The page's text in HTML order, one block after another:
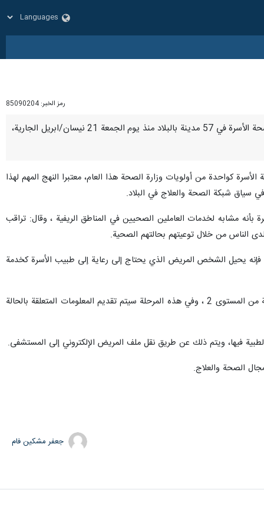
رمز الخبر: 85090204
شيراز / 23 نيسان / ابريل/ارنا- اعلن وزير الصحة والعلاج والتعليم الطبي الايراني بهرام عين اللهي عن بدء برنامج صحة الأسرة في 57 مدينة بالبلاد منذ يوم الجمعة 21 نيسان/ابريل الجارية،
كواحدة من أولويات وزارة الصحة هذا العام، معتبرا النهج المهم لهذا
في سياق شبكة الصحة والعلاج في البلاد.
مشابه لخدمات العاملين الصحيين في المناطق الريفية ، وقال: تراقب
الناس من خلال توعيتهم بحالتهم الصحية.
يحيل الشخص المريض الذي يحتاج إلى رعاية إلى طبيب الأسرة كخدمة
وقال عين اللهي: أيضًا إذا احتاج طبيب الأسرة إلى خدمات متخصصة ، فإنه يحيل الشخص إلى طبيب متخصص كخدمة من المستوى 2 ، وفي هذه المرحلة سيتم تقديم المعلومات المتعلقة بالحالة
فيها، ويتم ذلك عن طريق نقل ملف المريض الإلكتروني إلى المستشفى.
الصحة والعلاج.
جعفر مشکین فام